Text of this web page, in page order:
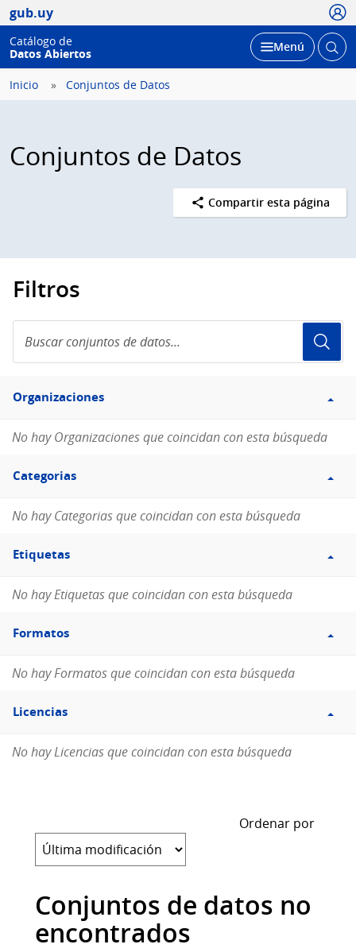
gub.uy
Catálogo de
Datos Abiertos
Desplegar
Menú Abrir
Inicio Conjuntos de Datos
Conjuntos de Datos
Compartir esta página
Filtros
conjuntos
de
Filtro
Organizaciones
Organizaciones
No hay Organizaciones que coincidan con esta búsqueda
Filtro
Categorias
Categorias
No hay Categorias que coincidan con esta búsqueda
Filtro
Etiquetas
Etiquetas
No hay Etiquetas que coincidan con esta búsqueda
Filtro
Formatos
Formatos
No hay Formatos que coincidan con esta búsqueda
Filtro
Licencias
Licencias
No hay Licencias que coincidan con esta búsqueda
Ordenar por
Conjuntos de datos no
encontrados